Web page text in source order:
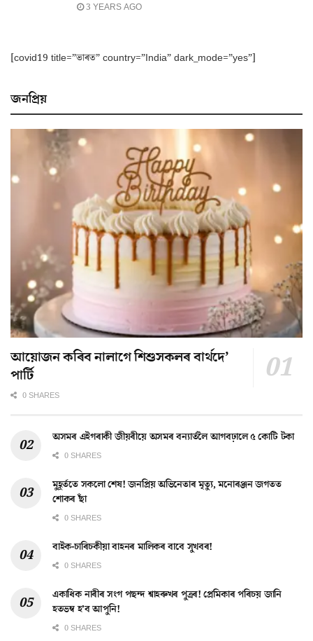
3 YEARS AGO
[covid19 title=”ভাৰত” country=”India” dark_mode=”yes”]
জনপ্ৰিয়
আয়োজন কৰিব নালাগে শিশুসকলৰ বাৰ্থদে’
পাৰ্টি
0 SHARES
অসমৰ এইগৰাকী জীয়ৰীয়ে অসমৰ বন্যাৰ্তলৈ আগবঢ়ালে ৫ কোটি টকা
0 SHARES
মুহূৰ্ততে সকলো শেষ! জনপ্ৰিয় অভিনেতাৰ মৃত্যু, মনোৰঞ্জন জগতত
শোকৰ ছাঁ
0 SHARES
বাইক-চাৰিচকীয়া বাহনৰ মালিকৰ বাবে সুখবৰ!
0 SHARES
একাধিক নাৰীৰ সংগ পছন্দ শ্বাহৰুখৰ পুত্ৰৰ! প্ৰেমিকাৰ পৰিচয় জানি
হতভম্ব হ’ব আপুনি!
0 SHARES